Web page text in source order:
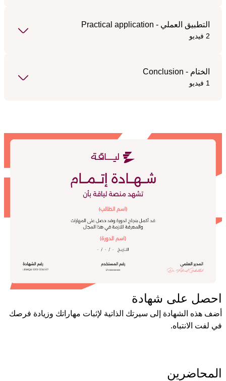
التطبيق العملي - Practical application
2 فيديو
الختام - Conclusion
1 فيديو
احصل على شهادة
أضف هذه الشهادة إلى سيرتك الذاتية لإثبات مهاراتك وزيادة فرصك
في لفت الانتباه.
المحاضرين